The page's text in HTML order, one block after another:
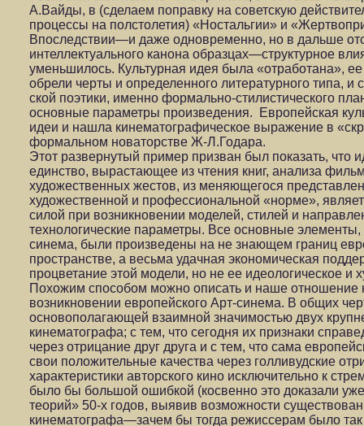
А.Вайды, в (сделаем поправку на советскую
процессы на полстолетия) «Ностальгии» и
Впоследствии—и даже одновременно, но в дальше
интеллектуального канона образцах—структурное
уменьшилось. Культурная идея была «отработана»,
обрели черты и определенного литературного типа, и
ской поэтики, именно формально-стилистического
основные параметры произведения. Европейская
идеи и нашла кинематографическое выражение в
формальном новаторстве Ж-Л.Годара.
Этот развернутый пример призван был показать, что
единство, вырастающее из чтения книг, анализа
художественных жестов, из меняющегося
художественной и профессиональной «норме»,
силой при возникновении моделей, стилей и
технологические параметры. Все основные
синема, были произведены на не знающем границ
пространстве, а весьма удачная экономическая
процветание этой модели, но не ее идеологическое и
Похожим способом можно описать и наше отношение
возникновении европейского Арт-синема. В общих
основополагающей взаимной значимостью двух
кинематографа; с тем, что сегодня их признаки
через отрицание друг друга и с тем, что сама
свои положительные качества через голливудские
характеристики авторского кино исключительно к
было бы большой ошибкой (косвенно это доказали
теорий» 50-х годов, выявив возможности
кинематографа—зачем бы тогда режиссерам было так